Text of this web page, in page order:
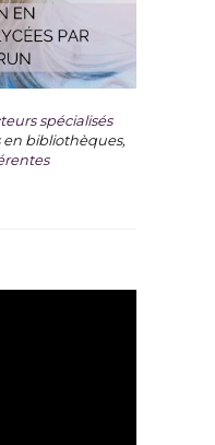
spécialisés
bibliothèques,